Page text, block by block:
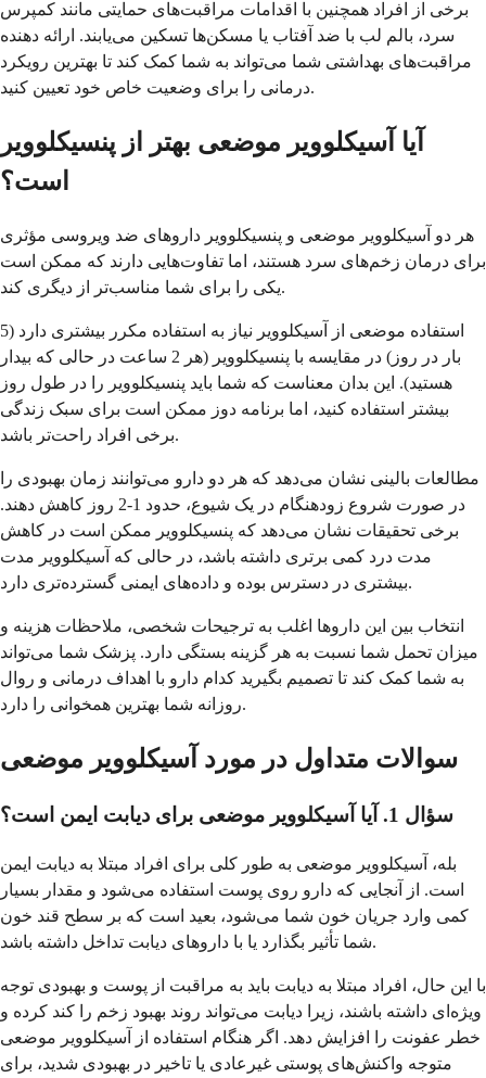
برخی از افراد همچنین با اقدامات مراقبت‌های حمایتی مانند کمپرس
سرد، بالم لب با ضد آفتاب یا مسکن‌ها تسکین می‌یابند. ارائه دهنده
مراقبت‌های بهداشتی شما می‌تواند به شما کمک کند تا بهترین رویکرد
درمانی را برای وضعیت خاص خود تعیین کنید.
آیا آسیکلوویر موضعی بهتر از پنسیکلوویر
است؟
هر دو آسیکلوویر موضعی و پنسیکلوویر داروهای ضد ویروسی مؤثری
برای درمان زخم‌های سرد هستند، اما تفاوت‌هایی دارند که ممکن است
یکی را برای شما مناسب‌تر از دیگری کند.
استفاده موضعی از آسیکلوویر نیاز به استفاده مکرر بیشتری دارد (5
بار در روز) در مقایسه با پنسیکلوویر (هر 2 ساعت در حالی که بیدار
هستید). این بدان معناست که شما باید پنسیکلوویر را در طول روز
بیشتر استفاده کنید، اما برنامه دوز ممکن است برای سبک زندگی
برخی افراد راحت‌تر باشد.
مطالعات بالینی نشان می‌دهد که هر دو دارو می‌توانند زمان بهبودی را
در صورت شروع زودهنگام در یک شیوع، حدود 1-2 روز کاهش دهند.
برخی تحقیقات نشان می‌دهد که پنسیکلوویر ممکن است در کاهش
مدت درد کمی برتری داشته باشد، در حالی که آسیکلوویر مدت
بیشتری در دسترس بوده و داده‌های ایمنی گسترده‌تری دارد.
انتخاب بین این داروها اغلب به ترجیحات شخصی، ملاحظات هزینه و
میزان تحمل شما نسبت به هر گزینه بستگی دارد. پزشک شما می‌تواند
به شما کمک کند تا تصمیم بگیرید کدام دارو با اهداف درمانی و روال
روزانه شما بهترین همخوانی را دارد.
سوالات متداول در مورد آسیکلوویر موضعی
سؤال 1. آیا آسیکلوویر موضعی برای دیابت ایمن است؟
بله، آسیکلوویر موضعی به طور کلی برای افراد مبتلا به دیابت ایمن
است. از آنجایی که دارو روی پوست استفاده می‌شود و مقدار بسیار
کمی وارد جریان خون شما می‌شود، بعید است که بر سطح قند خون
شما تأثیر بگذارد یا با داروهای دیابت تداخل داشته باشد.
با این حال، افراد مبتلا به دیابت باید به مراقبت از پوست و بهبودی توجه
ویژه‌ای داشته باشند، زیرا دیابت می‌تواند روند بهبود زخم را کند کرده و
خطر عفونت را افزایش دهد. اگر هنگام استفاده از آسیکلوویر موضعی
متوجه واکنش‌های پوستی غیرعادی یا تاخیر در بهبودی شدید، برای